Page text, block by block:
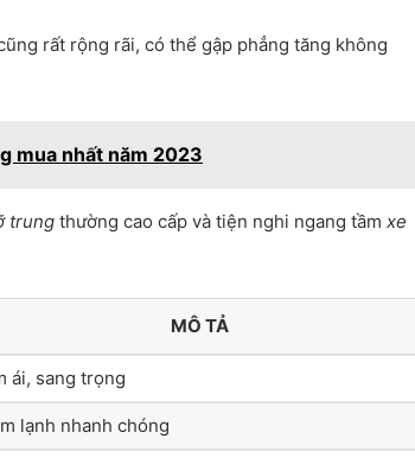
rất rộng rãi, có thể gập phẳng tăng không
mua nhất năm 2023
trung thường cao cấp và tiện nghi ngang tầm xe
MÔ TẢ
ái, sang trọng
lạnh nhanh chóng